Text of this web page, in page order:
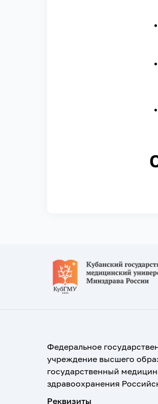
Федеральное
учреждение высшего
государственный
здравоохранения
Реквизиты